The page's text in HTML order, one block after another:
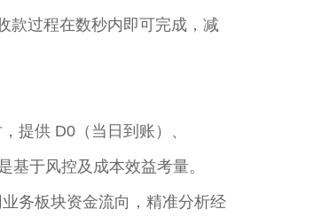
款过程在数秒内即可完成，减
提供 D0（当日到账）、
于风控及成本效益考量。​
务板块资金流向，精准分析经